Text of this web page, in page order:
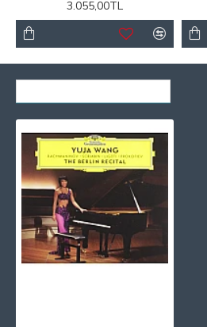
3.055,00TL